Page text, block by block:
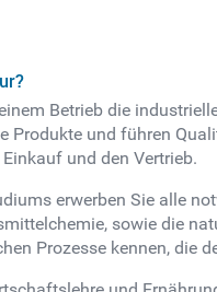
Betrieb die
Produkte und führen
und den Vertrieb.
erwerben Sie alle
sowie die
Prozesse kennen, die